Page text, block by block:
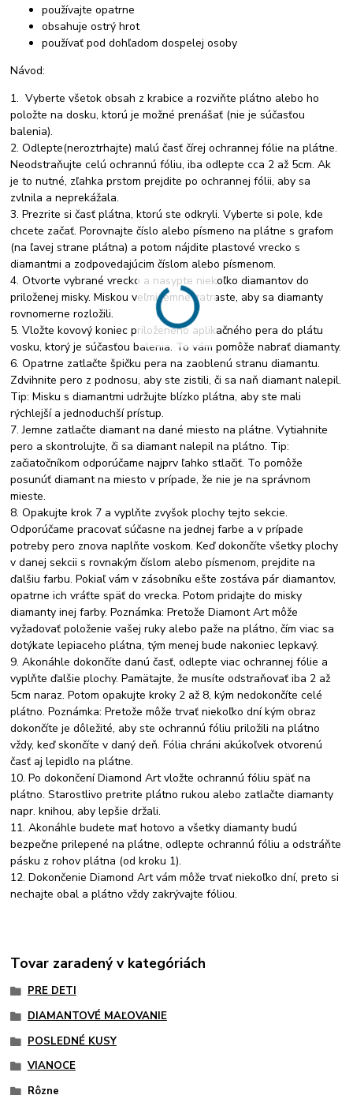
používajte opatrne
obsahuje ostrý hrot
používať pod dohľadom dospelej osoby
Návod:
1. Vyberte všetok obsah z krabice a rozviňte plátno alebo ho
položte na dosku, ktorú je možné prenášať (nie je súčasťou
balenia).
2. Odlepte(neroztrhajte) malú časť čírej ochrannej fólie na plátne.
Neodstraňujte celú ochrannú fóliu, iba odlepte cca 2 až 5cm. Ak
je to nutné, zľahka prstom prejdite po ochrannej fólii, aby sa
zvlnila a neprekážala.
3. Prezrite si časť plátna, ktorú ste odkryli. Vyberte si pole, kde
chcete začať. Porovnajte číslo alebo písmeno na plátne s grafom
(na ľavej strane plátna) a potom nájdite plastové vrecko s
diamantmi a zodpovedajúcim číslom alebo písmenom.
4. Otvorte vybrané vrecko a nasypte niekoľko diamantov do
priloženej misky. Miskou veľmi jemne zatraste, aby sa diamanty
rovnomerne rozložili.
5. Vložte kovový koniec priloženého aplikačného pera do plátu
vosku, ktorý je súčasťou balenia. To vám pomôže nabrať diamanty.
6. Opatrne zatlačte špičku pera na zaoblenú stranu diamantu.
Zdvihnite pero z podnosu, aby ste zistili, či sa naň diamant nalepil.
Tip: Misku s diamantmi udržujte blízko plátna, aby ste mali
rýchlejší a jednoduchší prístup.
7. Jemne zatlačte diamant na dané miesto na plátne. Vytiahnite
pero a skontrolujte, či sa diamant nalepil na plátno. Tip:
začiatočníkom odporúčame najprv ľahko stlačiť. To pomôže
posunúť diamant na miesto v prípade, že nie je na správnom
mieste.
8. Opakujte krok 7 a vyplňte zvyšok plochy tejto sekcie.
Odporúčame pracovať súčasne na jednej farbe a v prípade
potreby pero znova naplňte voskom. Keď dokončíte všetky plochy
v danej sekcii s rovnakým číslom alebo písmenom, prejdite na
ďalšiu farbu. Pokiaľ vám v zásobníku ešte zostáva pár diamantov,
opatrne ich vráťte späť do vrecka. Potom pridajte do misky
diamanty inej farby. Poznámka: Pretože Diamont Art môže
vyžadovať položenie vašej ruky alebo paže na plátno, čím viac sa
dotýkate lepiaceho plátna, tým menej bude nakoniec lepkavý.
9. Akonáhle dokončíte danú časť, odlepte viac ochrannej fólie a
vyplňte ďalšie plochy. Pamätajte, že musíte odstraňovať iba 2 až
5cm naraz. Potom opakujte kroky 2 až 8, kým nedokončíte celé
plátno. Poznámka: Pretože môže trvať niekoľko dní kým obraz
dokončíte je dôležité, aby ste ochrannú fóliu priložili na plátno
vždy, keď skončíte v daný deň. Fólia chráni akúkoľvek otvorenú
časť aj lepidlo na plátne.
10. Po dokončení Diamond Art vložte ochrannú fóliu späť na
plátno. Starostlivo pretrite plátno rukou alebo zatlačte diamanty
napr. knihou, aby lepšie držali.
11. Akonáhle budete mať hotovo a všetky diamanty budú
bezpečne prilepené na plátne, odlepte ochrannú fóliu a odstráňte
pásku z rohov plátna (od kroku 1).
12. Dokončenie Diamond Art vám môže trvať niekoľko dní, preto si
nechajte obal a plátno vždy zakrývajte fóliou.
Tovar zaradený v kategóriách
PRE DETI
DIAMANTOVÉ MAĽOVANIE
POSLEDNÉ KUSY
VIANOCE
Rôzne